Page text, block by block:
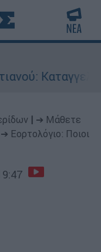
Καταγγελίες
➔ Μάθετε
➔ Εορτολόγιο: Ποιοι